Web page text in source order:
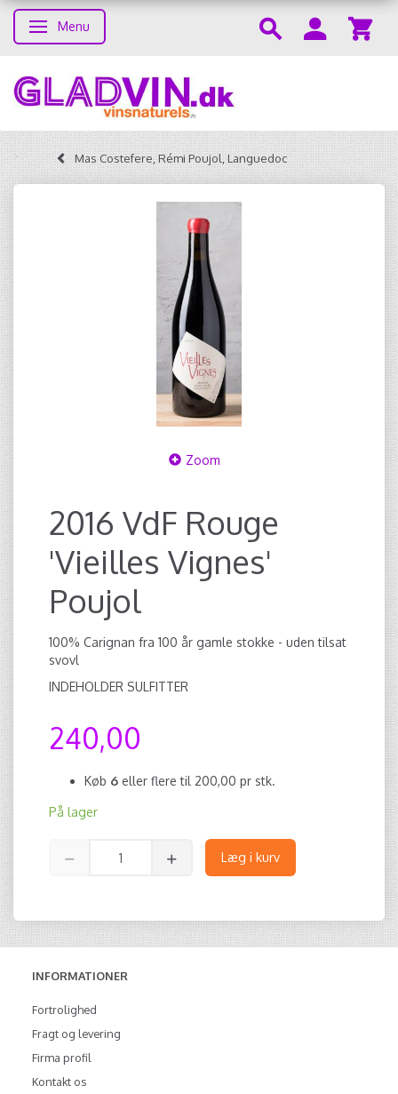
Skifte navigation
Menu
Mas Costefere, Rémi Poujol, Languedoc
Zoom
2016 VdF Rouge
'Vieilles Vignes'
Poujol
100% Carignan fra 100 år gamle stokke - uden tilsat
svovl
INDEHOLDER SULFITTER
240,00
Køb 6 eller flere til 200,00 pr stk.
På lager
Læg i kurv
INFORMATIONER
Fortrolighed
Fragt og levering
Firma profil
Kontakt os